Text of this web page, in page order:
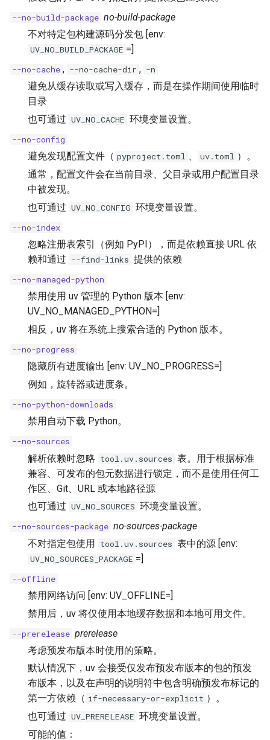
--no-build-package no-build-package
不对特定包构建源码分发包 [env:
UV_NO_BUILD_PACKAGE =]
--no-cache , --no-cache-dir , -n
避免从缓存读取或写入缓存，而是在操作期间使用临时
目录
也可通过 UV_NO_CACHE 环境变量设置。
--no-config
避免发现配置文件（ pyproject.toml 、 uv.toml ）。
通常，配置文件会在当前目录、父目录或用户配置目录
中被发现。
也可通过 UV_NO_CONFIG 环境变量设置。
--no-index
忽略注册表索引（例如 PyPI），而是依赖直接 URL 依
赖和通过 --find-links 提供的依赖
--no-managed-python
禁用使用 uv 管理的 Python 版本 [env:
UV_NO_MANAGED_PYTHON=]
相反，uv 将在系统上搜索合适的 Python 版本。
--no-progress
隐藏所有进度输出 [env: UV_NO_PROGRESS=]
例如，旋转器或进度条。
--no-python-downloads
禁用自动下载 Python。
--no-sources
解析依赖时忽略 tool.uv.sources 表。用于根据标准
兼容、可发布的包元数据进行锁定，而不是使用任何工
作区、Git、URL 或本地路径源
也可通过 UV_NO_SOURCES 环境变量设置。
--no-sources-package no-sources-package
不对指定包使用 tool.uv.sources 表中的源 [env:
UV_NO_SOURCES_PACKAGE =]
--offline
禁用网络访问 [env: UV_OFFLINE=]
禁用后，uv 将仅使用本地缓存数据和本地可用文件。
--prerelease prerelease
考虑预发布版本时使用的策略。
默认情况下，uv 会接受仅发布预发布版本的包的预发
布版本，以及在声明的说明符中包含明确预发布标记的
第一方依赖（ if-necessary-or-explicit ）。
也可通过 UV_PRERELEASE 环境变量设置。
可能的值：